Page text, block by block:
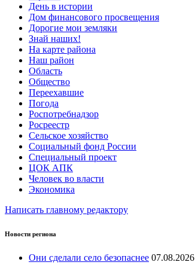
День в истории
Дом финансового просвещения
Дорогие мои земляки
Знай наших!
На карте района
Наш район
Область
Общество
Переехавшие
Погода
Роспотребнадзор
Росреестр
Сельское хозяйство
Социальный фонд России
Специальный проект
ЦОК АПК
Человек во власти
Экономика
Написать главному редактору
Новости региона
Они сделали село безопаснее 07.08.2026